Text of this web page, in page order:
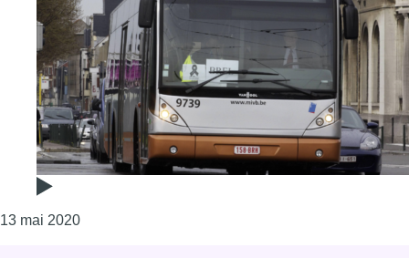
13 mai 2020Consulter l'article "Stib : “Nous exerçons notre